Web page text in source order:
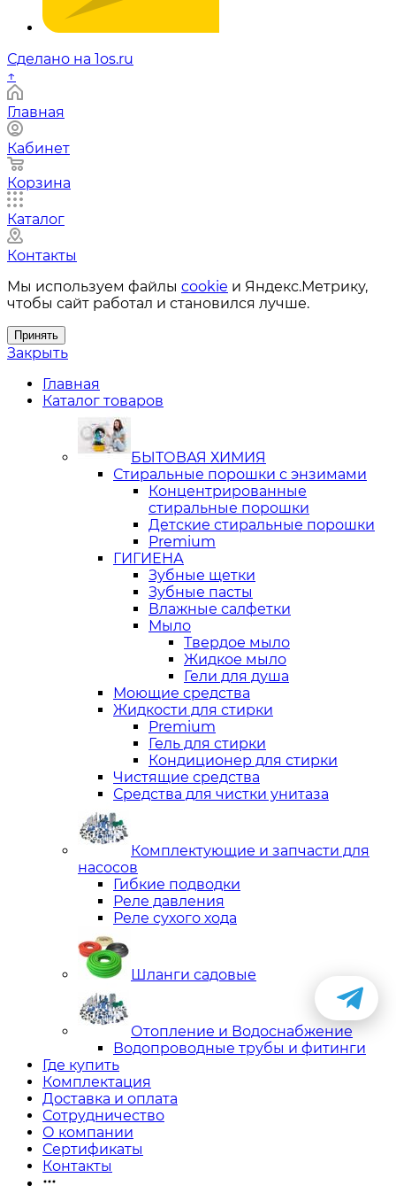
Сделано на 1os.ru
↑
Главная
Кабинет
Корзина
Каталог
Контакты
Мы используем файлы cookie и Яндекс.Метрику,
чтобы сайт работал и становился лучше.
Принять
Закрыть
Главная
Каталог товаров
БЫТОВАЯ ХИМИЯ
Стиральные порошки с энзимами
Концентрированные
стиральные порошки
Детские стиральные порошки
Premium
ГИГИЕНА
Зубные щетки
Зубные пасты
Влажные салфетки
Мыло
Твердое мыло
Жидкое мыло
Гели для душа
Моющие средства
Жидкости для стирки
Premium
Гель для стирки
Кондиционер для стирки
Чистящие средства
Средства для чистки унитаза
Комплектующие и запчасти для
насосов
Гибкие подводки
Реле давления
Реле сухого хода
Шланги садовые
Отопление и Водоснабжение
Водопроводные трубы и фитинги
Где купить
Комплектация
Доставка и оплата
Сотрудничество
О компании
Сертификаты
Контакты